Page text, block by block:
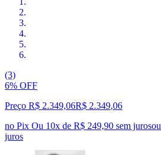
(3)
6% OFF
Preço R$ 2.349,06R$ 2.349,06
no Pix Ou 10x de R$ 249,90 sem jurosou
juros